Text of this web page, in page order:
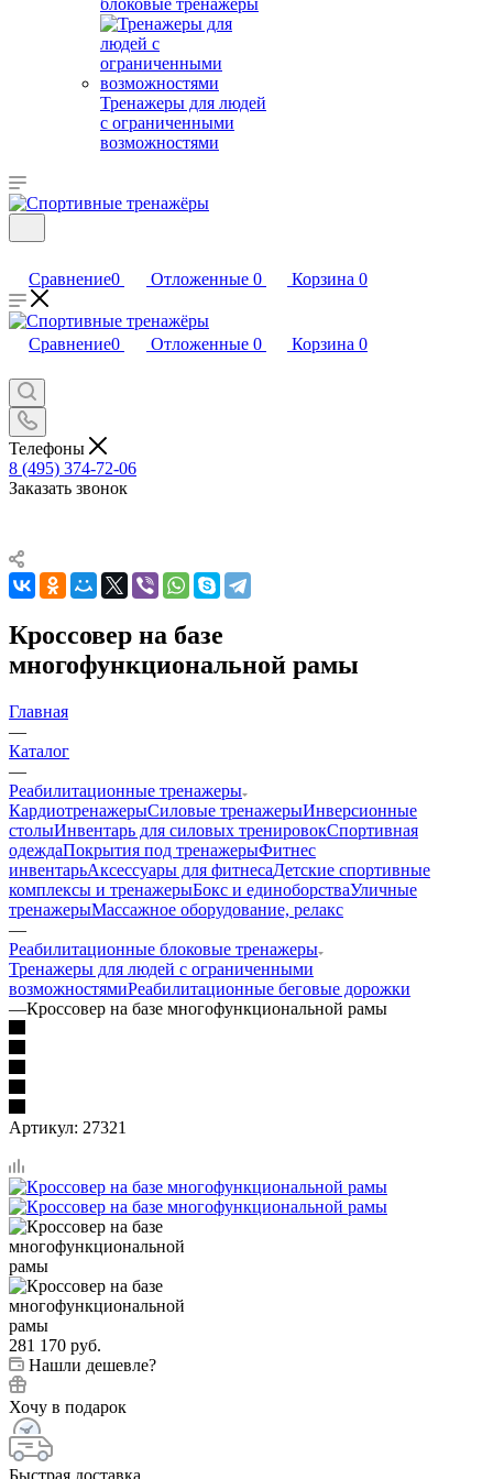
блоковые тренажеры
Тренажеры для людей
с ограниченными
возможностями
Сравнение0 Отложенные 0 Корзина 0
Сравнение0 Отложенные 0 Корзина 0
Телефоны
8 (495) 374-72-06
Заказать звонок
Кроссовер на базе
многофункциональной рамы
Главная
—
Каталог
—
Реабилитационные тренажеры
КардиотренажерыСиловые тренажерыИнверсионные
столыИнвентарь для силовых тренировокСпортивная
одеждаПокрытия под тренажерыФитнес
инвентарьАксессуары для фитнесаДетские спортивные
комплексы и тренажерыБокс и единоборстваУличные
тренажерыМассажное оборудование, релакс
—
Реабилитационные блоковые тренажеры
Тренажеры для людей с ограниченными
возможностямиРеабилитационные беговые дорожки
—Кроссовер на базе многофункциональной рамы
Артикул: 27321
281 170 руб.
Нашли дешевле?
Хочу в подарок
Быстрая доставка